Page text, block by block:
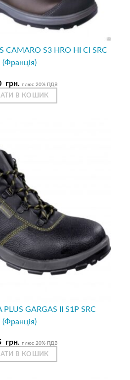
CAMARO S3 HRO HI CI SRC
(Франція)
грн. плюс 20% ПДВ
В КОШИК
PLUS GARGAS II S1P SRC
(Франція)
грн. плюс 20% ПДВ
В КОШИК